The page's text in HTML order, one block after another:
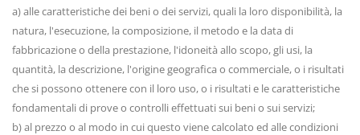
a) alle caratteristiche dei beni o dei servizi, quali la loro disponibilità, la
natura, l'esecuzione, la composizione, il metodo e la data di
fabbricazione o della prestazione, l'idoneità allo scopo, gli usi, la
quantità, la descrizione, l'origine geografica o commerciale, o i risultati
che si possono ottenere con il loro uso, o i risultati e le caratteristiche
fondamentali di prove o controlli effettuati sui beni o sui servizi;
b) al prezzo o al modo in cui questo viene calcolato ed alle condizioni